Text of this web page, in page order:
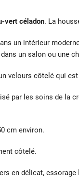
vert céladon. La
un intérieur
un salon ou une
velours côtelé qui
par les soins de la
cm environ.
côtelé.
en délicat,